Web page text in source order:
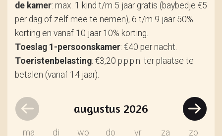
de kamer: max. 1 kind t/m 5 jaar gratis (baybedje €5
per dag of zelf mee te nemen), 6 t/m 9 jaar 50%
korting en vanaf 10 jaar 10% korting.
Toeslag 1-persoonskamer: €40 per nacht.
Toeristenbelasting: €3,20 p.p.p.n. ter plaatse te
betalen (vanaf 14 jaar).
augustus 2026
ma di wo do vr za zo